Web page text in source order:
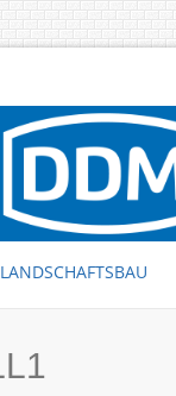
LANDSCHAFTSBAU